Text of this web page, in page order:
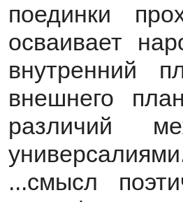
поединки
осваивает
внутренний
внешнего
различий
...смысл